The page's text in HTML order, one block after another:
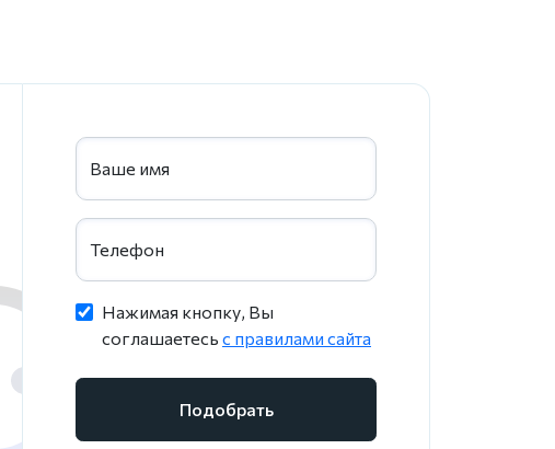
Ваше имя
Телефон
Нажимая кнопку, Вы
соглашаетесь c правилами сайта
Подобрать